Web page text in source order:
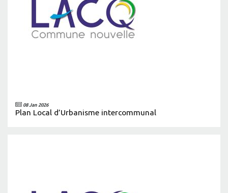
08 Jan 2026
Plan Local d’Urbanisme intercommunal